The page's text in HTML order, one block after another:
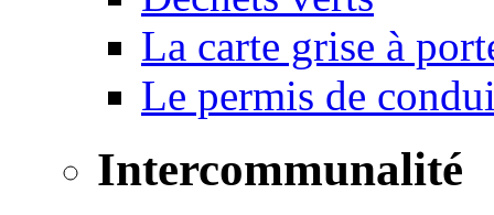
La carte grise à
Le permis de
Intercommunalité